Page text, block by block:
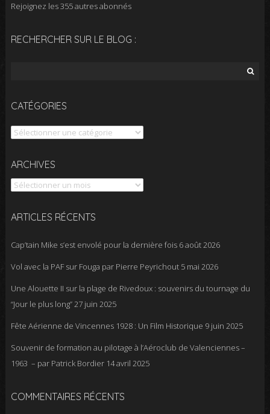
Rejoignez les 355 autres abonnés
RECHERCHER SUR LE BLOG :
CATÉGORIES
Catégories
ARCHIVES
Archives
ARTICLES RÉCENTS
Cap’tain Mike s’est envolé pour la dernière fois 6 août 2026
Vol avec la PAF sur Fouga par Pierre Peyrichout 5 mai 2026
Une Alouette II sur la plage de Rivedoux : souvenirs du tournage du
“Jour le plus long”27 juin 2025
Fête Aérienne de Vincennes 1928 : Un Film Historique 9 juin 2025
Souvenir de formation au pilotage à l’Aéroclub de Valenciennes –
1963 – par Patrick Bordier 14 avril 2025
COMMENTAIRES RÉCENTS